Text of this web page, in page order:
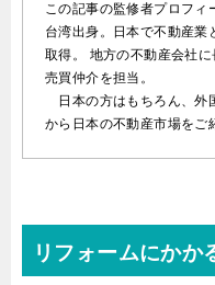
この記事の監修者プロフィ
台湾出身。日本で不動産業
取得。 地方の不動産会社
売買仲介を担当。
日本の方はもちろん、外
から日本の不動産市場をご
リフォームにかか